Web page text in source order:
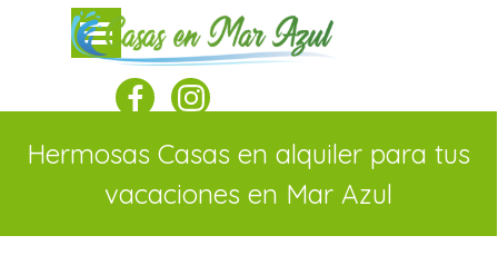
Vaya al ContenidoSaltar menú
Hermosas Casas en alquiler para tus
vacaciones en Mar Azul